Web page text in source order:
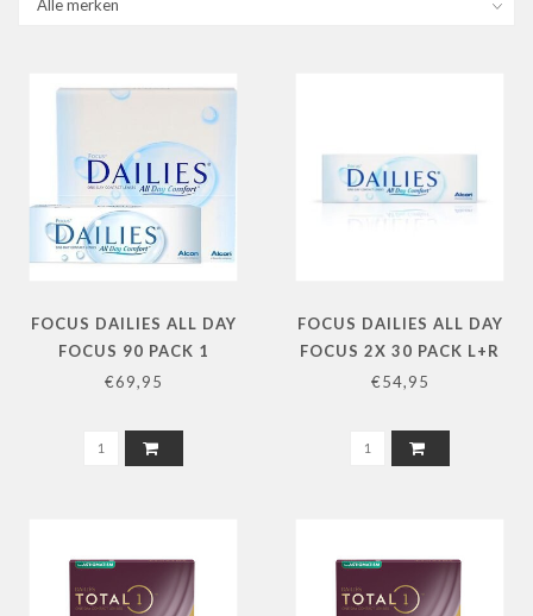
FOCUS DAILIES ALL DAY
FOCUS 90 PACK 1
STERKTE
€69,95
FOCUS DAILIES ALL DAY
FOCUS 2X 30 PACK L+R
€54,95